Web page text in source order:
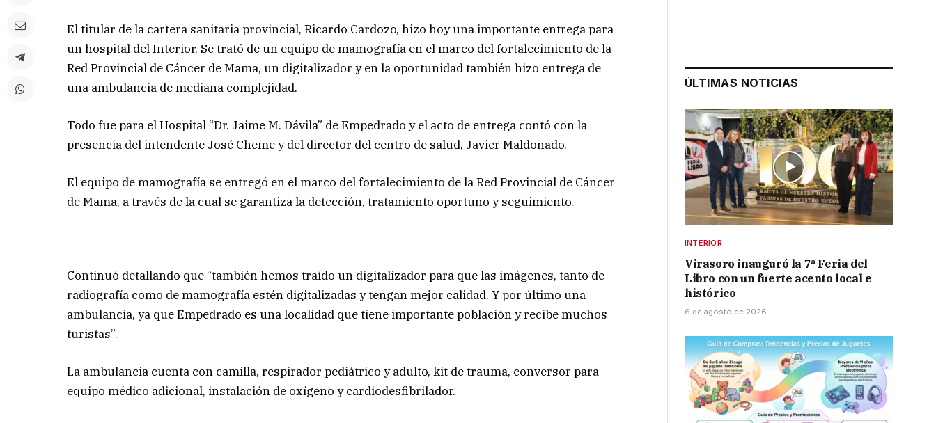
El titular de la cartera sanitaria provincial, Ricardo Cardozo, hizo hoy una importante entrega para
un hospital del Interior. Se trató de un equipo de mamografía en el marco del fortalecimiento de la
Red Provincial de Cáncer de Mama, un digitalizador y en la oportunidad también hizo entrega de
una ambulancia de mediana complejidad.
Todo fue para el Hospital “Dr. Jaime M. Dávila” de Empedrado y el acto de entrega contó con la
presencia del intendente José Cheme y del director del centro de salud, Javier Maldonado.
El equipo de mamografía se entregó en el marco del fortalecimiento de la Red Provincial de Cáncer
de Mama, a través de la cual se garantiza la detección, tratamiento oportuno y seguimiento.
Continuó detallando que “también hemos traído un digitalizador para que las imágenes, tanto de
radiografía como de mamografía estén digitalizadas y tengan mejor calidad. Y por último una
ambulancia, ya que Empedrado es una localidad que tiene importante población y recibe muchos
turistas”.
La ambulancia cuenta con camilla, respirador pediátrico y adulto, kit de trauma, conversor para
equipo médico adicional, instalación de oxígeno y cardiodesfibrilador.
ÚLTIMAS NOTICIAS
INTERIOR
Virasoro inauguró la 7ª Feria del
Libro con un fuerte acento local e
histórico
6 de agosto de 2026